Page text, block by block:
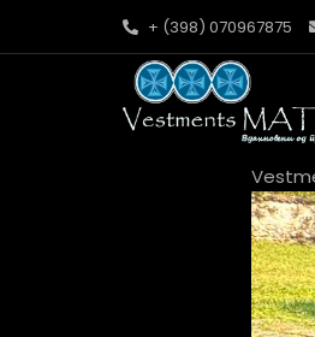
+ (398) 070967875